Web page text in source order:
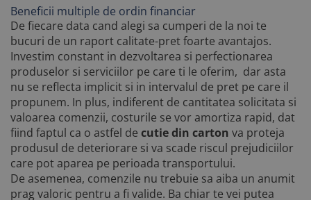
Beneficii multiple de ordin financiar
De fiecare data cand alegi sa cumperi de la noi te
bucuri de un raport calitate-pret foarte avantajos.
Investim constant in dezvoltarea si perfectionarea
produselor si serviciilor pe care ti le oferim, dar asta
nu se reflecta implicit si in intervalul de pret pe care il
propunem. In plus, indiferent de cantitatea solicitata si
valoarea comenzii, costurile se vor amortiza rapid, dat
fiind faptul ca o astfel de cutie din carton va proteja
produsul de deteriorare si va scade riscul prejudiciilor
care pot aparea pe perioada transportului.
De asemenea, comenzile nu trebuie sa aiba un anumit
prag valoric pentru a fi valide. Ba chiar te vei putea